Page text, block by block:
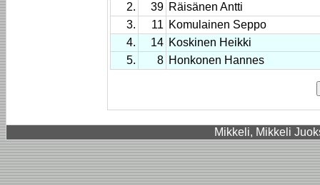
2.
39 Räisänen Antti
3.
11 Komulainen Seppo
4.
14 Koskinen Heikki
5.
8 Honkonen Hannes
Mikkeli, Mikkeli